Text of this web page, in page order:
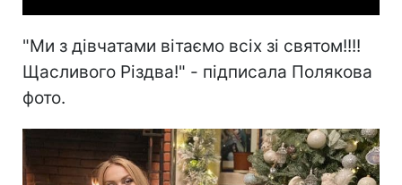
"Ми з дівчатами вітаємо всіх зі святом!!!!
Щасливого Різдва!" - підписала Полякова
фото.